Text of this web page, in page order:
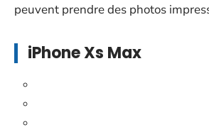
peuvent prendre des photos
iPhone Xs Max